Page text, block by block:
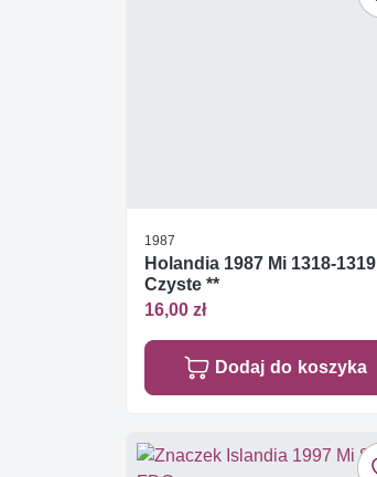
1987
Holandia 1987 Mi 1318-1319
Czyste **
16,00 zł
Dodaj do koszyka